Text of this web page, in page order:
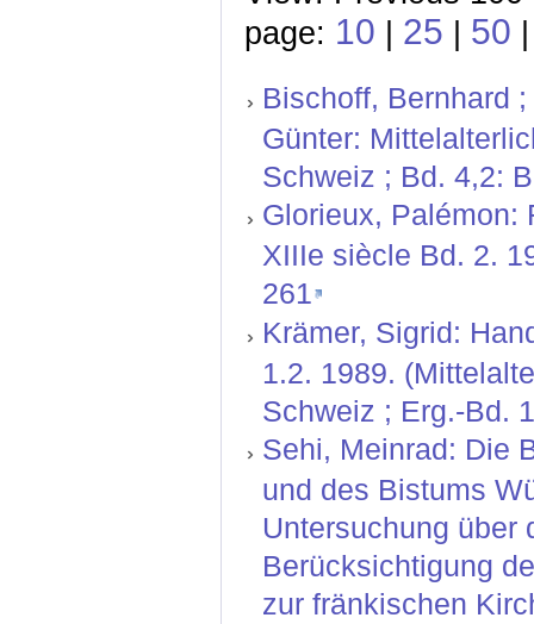
page: 10 | 25 | 50
Bischoff, Bernhard
Günter:
Schweiz ; Bd. 4,2:
Glorieux, Palémon:
XIIIe siècle Bd. 2.
261
Krämer, Sigrid:
1.2. 1989.
Schweiz ; Erg.-Bd.
Sehi, Meinrad: Die
und des Bistums
Untersuchung über
Berücksichtigung
zur fränkischen